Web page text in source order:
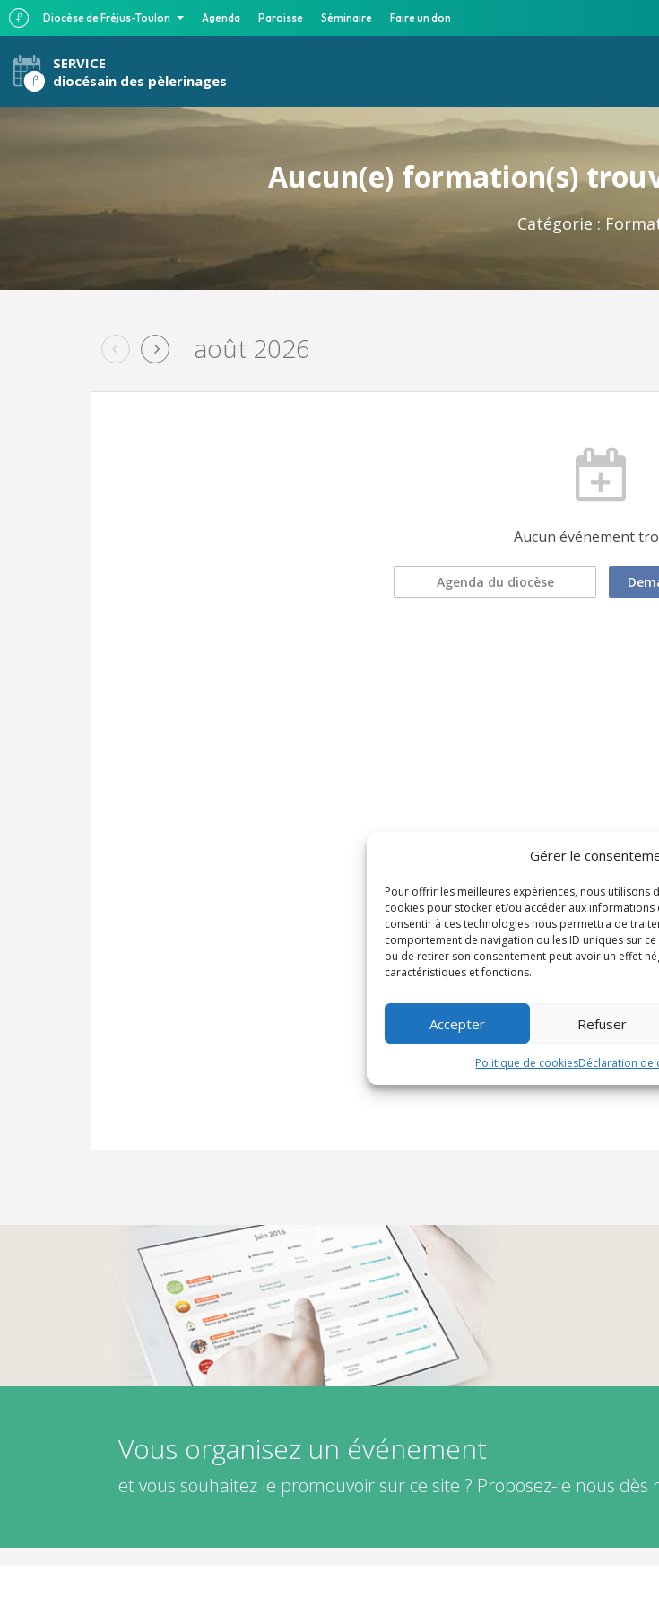
Gérer le
Pour offrir les meilleures expériences, nous utilisons
cookies pour stocker et/ou accéder aux informations
consentir à ces technologies nous permettra de
comportement de navigation ou les ID uniques sur
ou de retirer son consentement peut avoir un effet
caractéristiques et fonctions.
Accepter Refuser
Politique de cookiesDéclaration de
Diocèse de Fréjus-Toulon Agenda Paroisse Séminaire Faire un don
SERVICE
diocésain des pèlerinages
Aucun(e) formation(s)
Catégorie :
août 2026
Aucun événement
Agenda du diocèse
Vous organisez un événement
et vous souhaitez le promouvoir sur ce site ? Proposez-le nous dès